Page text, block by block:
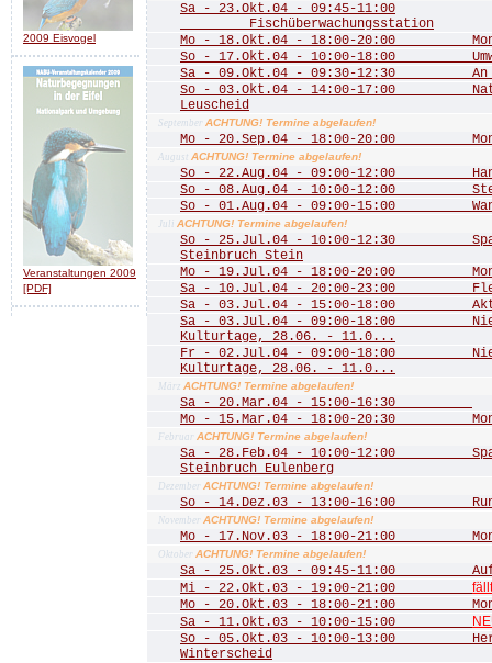
2009 Eisvogel
Veranstaltungen 2009
[PDF]
Sa - 23.Okt.04 - 09:45-11:00
Fischüberwachungsstation
Mo - 18.Okt.04 - 18:00-20:00
So - 17.Okt.04 - 10:00-18:00
Sa - 09.Okt.04 - 09:30-12:30 An
So - 03.Okt.04 - 14:00-17:00
Leuscheid
September ACHTUNG! Termine abgelaufen!
Mo - 20.Sep.04 - 18:00-20:00
August ACHTUNG! Termine abgelaufen!
So - 22.Aug.04 - 09:00-12:00
So - 08.Aug.04 - 10:00-12:00
So - 01.Aug.04 - 09:00-15:00
Juli ACHTUNG! Termine abgelaufen!
So - 25.Jul.04 - 10:00-12:30
Steinbruch Stein
Mo - 19.Jul.04 - 18:00-20:00
Sa - 10.Jul.04 - 20:00-23:00
Sa - 03.Jul.04 - 15:00-18:00
Sa - 03.Jul.04 - 09:00-18:00
Kulturtage, 28.06. - 11.0...
Fr - 02.Jul.04 - 09:00-18:00
Kulturtage, 28.06. - 11.0...
März ACHTUNG! Termine abgelaufen!
Sa - 20.Mar.04 - 15:00-16:30
Mo - 15.Mar.04 - 18:00-20:30
Februar ACHTUNG! Termine abgelaufen!
Sa - 28.Feb.04 - 10:00-12:00
Steinbruch Eulenberg
Dezember ACHTUNG! Termine abgelaufen!
So - 14.Dez.03 - 13:00-16:00 Rund
November ACHTUNG! Termine abgelaufen!
Mo - 17.Nov.03 - 18:00-21:00
Oktober ACHTUNG! Termine abgelaufen!
Sa - 25.Okt.03 - 09:45-11:00
Mi - 22.Okt.03 - 19:00-21:00
Mo - 20.Okt.03 - 18:00-21:00
Sa - 11.Okt.03 - 10:00-15:00
So - 05.Okt.03 - 10:00-13:00
Winterscheid